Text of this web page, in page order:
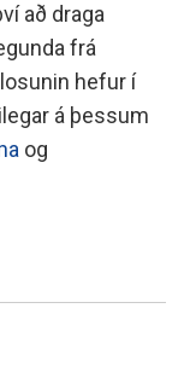
að draga
frá
hefur í
á þessum
og